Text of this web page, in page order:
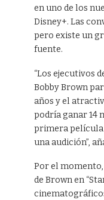
en uno de los
Disney+. Las
pero existe un
fuente.
“Los ejecutivos
Bobby Brown
años y el
podría ganar 14
primera película
una audición”,
Por el
de Brown en